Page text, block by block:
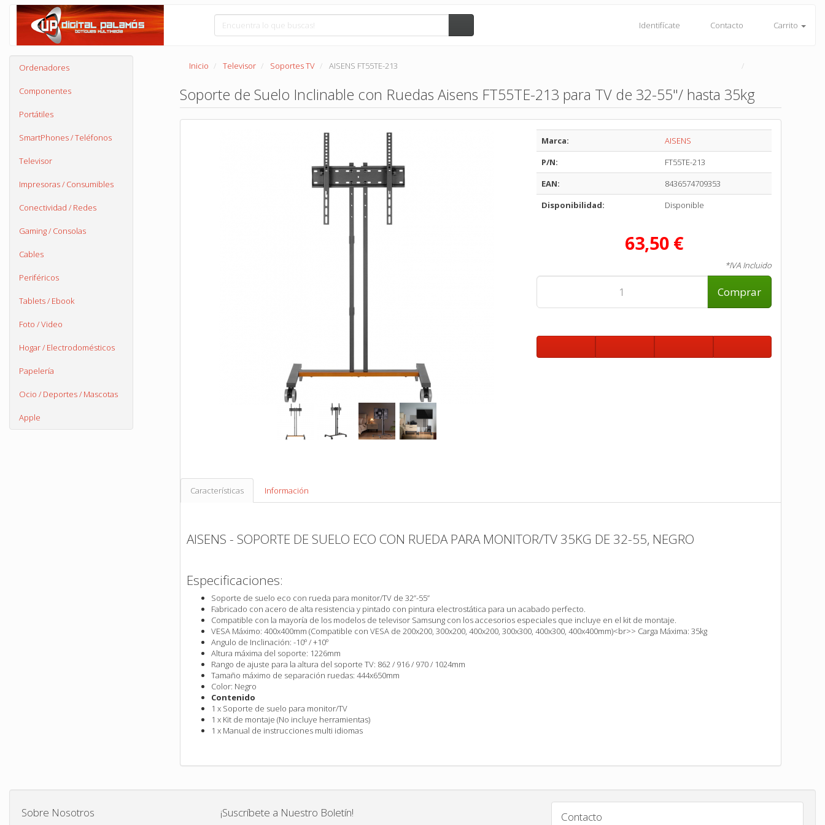
Identifícate Contacto Carrito
Ordenadores
Componentes
Portátiles
SmartPhones / Teléfonos
Televisor
Impresoras / Consumibles
Conectividad / Redes
Gaming / Consolas
Cables
Periféricos
Tablets / Ebook
Foto / Video
Hogar / Electrodomésticos
Papelería
Ocio / Deportes / Mascotas
Apple
Inicio Televisor Soportes TV AISENS FT55TE-213
Soporte de Suelo Inclinable con Ruedas Aisens FT55TE-213 para TV de 32-55"/ hasta 35kg
Marca:
AISENS
P/N:
FT55TE-213
EAN:
8436574709353
Disponibilidad:
Disponible
63,50 €
*IVA Incluido
Comprar
Características Información
AISENS - SOPORTE DE SUELO ECO CON RUEDA PARA MONITOR/TV 35KG DE 32-55, NEGRO
Especificaciones:
Soporte de suelo eco con rueda para monitor/TV de 32”-55”
Fabricado con acero de alta resistencia y pintado con pintura electrostática para un acabado perfecto.
Compatible con la mayoría de los modelos de televisor Samsung con los accesorios especiales que incluye en el kit de montaje.
VESA Máximo: 400x400mm (Compatible con VESA de 200x200, 300x200, 400x200, 300x300, 400x300, 400x400mm)<br>> Carga Máxima: 35kg
Angulo de Inclinación: -10º / +10º
Altura máxima del soporte: 1226mm
Rango de ajuste para la altura del soporte TV: 862 / 916 / 970 / 1024mm
Tamaño máximo de separación ruedas: 444x650mm
Color: Negro
Contenido
1 x Soporte de suelo para monitor/TV
1 x Kit de montaje (No incluye herramientas)
1 x Manual de instrucciones multi idiomas
Sobre Nosotros ¡Suscríbete a Nuestro Boletín! Contacto